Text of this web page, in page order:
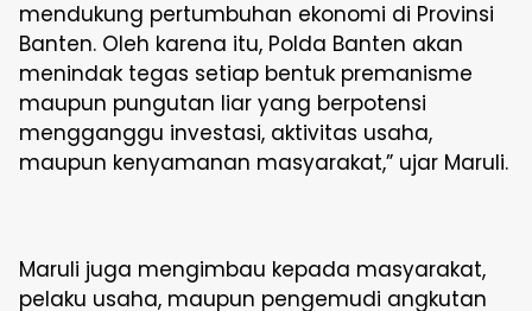
mendukung pertumbuhan ekonomi di Provinsi
Banten. Oleh karena itu, Polda Banten akan
menindak tegas setiap bentuk premanisme
maupun pungutan liar yang berpotensi
mengganggu investasi, aktivitas usaha,
maupun kenyamanan masyarakat,” ujar Maruli.
Maruli juga mengimbau kepada masyarakat,
pelaku usaha, maupun pengemudi angkutan